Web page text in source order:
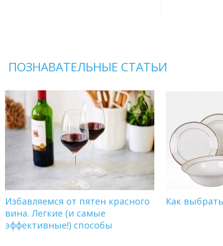
ПОЗНАВАТЕЛЬНЫЕ СТАТЬИ
Избавляемся от пятен красного
вина. Легкие (и самые
эффективные!) способы
Как